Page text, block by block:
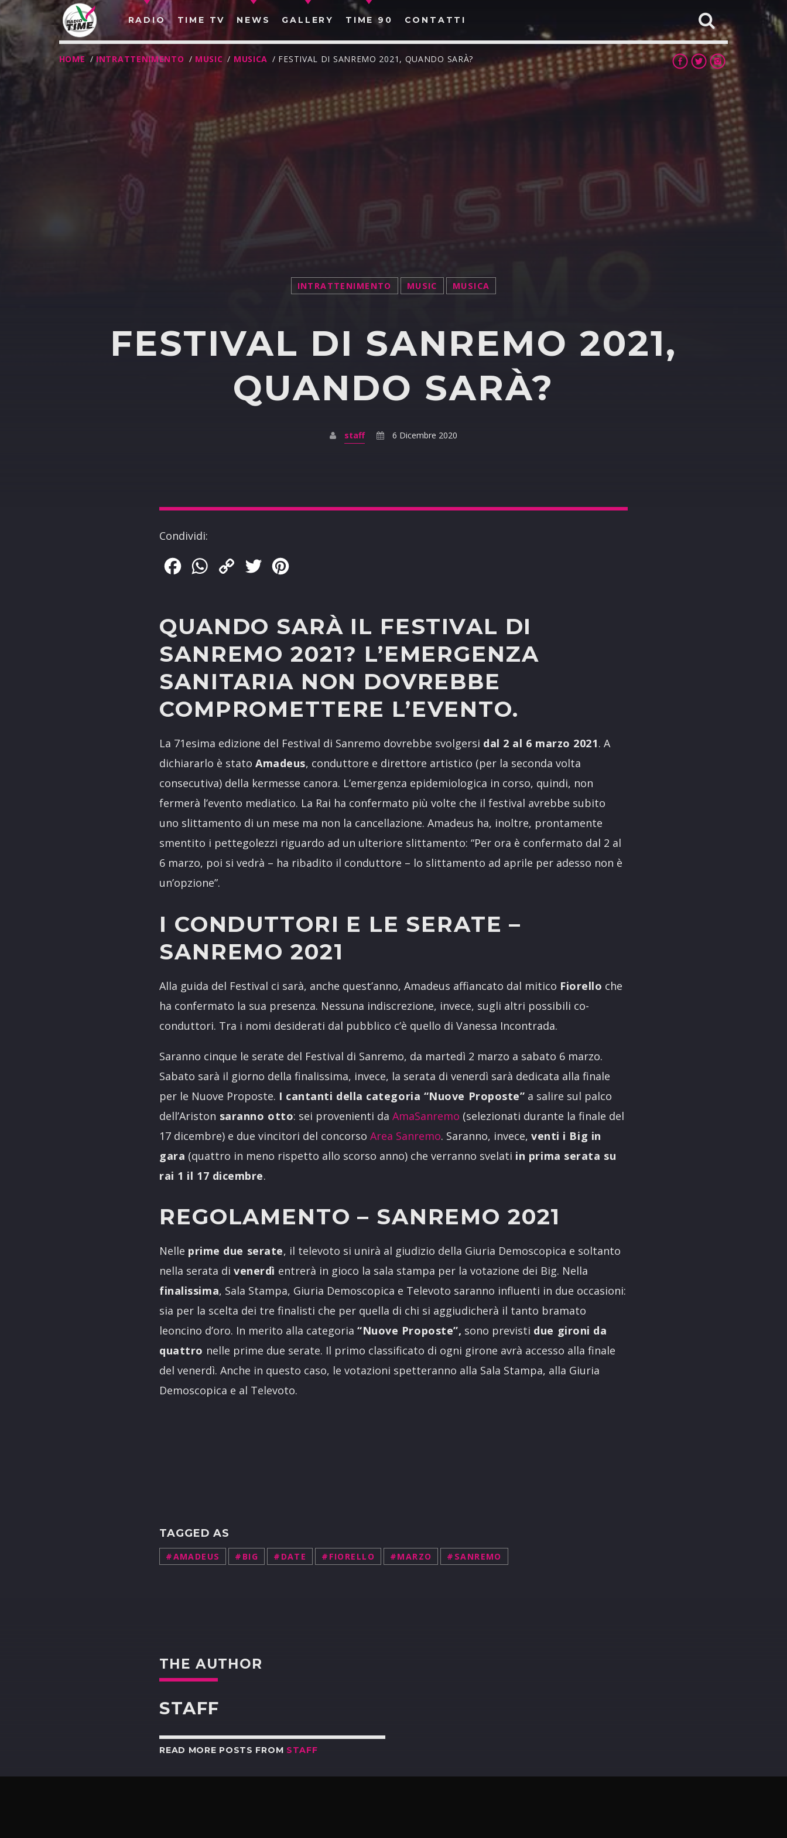
RADIO TIME TV NEWS GALLERY TIME 90 CONTATTI
HOME /INTRATTENIMENTO / MUSIC / MUSICA / FESTIVAL DI SANREMO 2021, QUANDO SARÀ?
INTRATTENIMENTO MUSIC MUSICA
FESTIVAL DI SANREMO 2021,
QUANDO SARÀ?
staff 6 Dicembre 2020
Condividi:
FacebookWhatsApp
Copy
Twitter
QUANDO SARÀ IL FESTIVAL DI
SANREMO 2021? L’EMERGENZA
SANITARIA NON DOVREBBE
COMPROMETTERE L’EVENTO.
La 71esima edizione del Festival di Sanremo dovrebbe svolgersi dal 2 al 6 marzo 2021. A
dichiararlo è statoAmadeus, conduttore e direttore artistico (per la seconda volta
consecutiva) della kermesse canora. L’emergenza epidemiologica in corso, quindi, non
fermerà l’evento mediatico. La Rai ha confermato più volte che il festival avrebbe subito
uno slittamento di un mese ma non la cancellazione. Amadeus ha, inoltre, prontamente
smentito i pettegolezzi riguardo ad un ulteriore slittamento: “Per ora è confermato dal 2 al
6 marzo, poi si vedrà – ha ribadito il conduttore – lo slittamento ad aprile per adesso non è
un’opzione”.
I CONDUTTORI E LE SERATE –
SANREMO 2021
Alla guida del Festival ci sarà, anche quest’anno, Amadeus affiancato dal mitico Fiorello che
ha confermato la sua presenza. Nessuna indiscrezione, invece, sugli altri possibili co-
conduttori. Tra i nomi desiderati dal pubblico c’è quello di Vanessa Incontrada.
Saranno cinque le serate del Festival di Sanremo, da martedì 2 marzo a sabato 6 marzo.
Sabato sarà il giorno della finalissima, invece, la serata di venerdì sarà dedicata alla finale
per le Nuove Proposte. I cantanti della categoria “Nuove Proposte” a salire sul palco
dell’Ariston saranno otto: sei provenienti daAmaSanremo (selezionati durante la finale del
17 dicembre) e due vincitori del concorsoArea Sanremo. Saranno, invece,venti i Big in
gara (quattro in meno rispetto allo scorso anno) che verranno svelati in prima serata su
rai 1 il 17 dicembre.
REGOLAMENTO – SANREMO 2021
Nelle prime due serate, il televoto si unirà al giudizio della Giuria Demoscopica e soltanto
nella serata divenerdì entrerà in gioco la sala stampa per la votazione dei Big. Nella
finalissima, Sala Stampa, Giuria Demoscopica e Televoto saranno influenti in due occasioni:
sia per la scelta dei tre finalisti che per quella di chi si aggiudicherà il tanto bramato
leoncino d’oro. In merito alla categoria“Nuove Proposte”, sono previsti due gironi da
quattro nelle prime due serate. Il primo classificato di ogni girone avrà accesso alla finale
del venerdì. Anche in questo caso, le votazioni spetteranno alla Sala Stampa, alla Giuria
Demoscopica e al Televoto.
TAGGED AS
#AMADEUS #BIG #DATE #FIORELLO #MARZO #SANREMO
THE AUTHOR
STAFF
READ MORE POSTS FROM STAFF